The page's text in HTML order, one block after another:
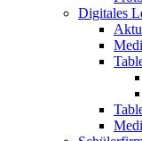
Digitales